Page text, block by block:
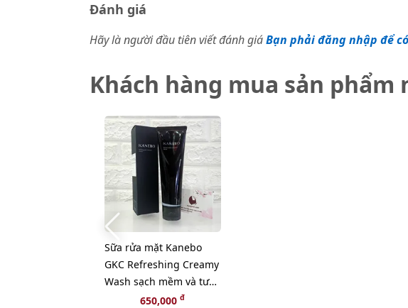
Đánh giá
Hãy là người đầu tiên viết đánh giáBạn phải đăng nhập để
Khách hàng mua sản
Sữa rửa mặt Kanebo
GKC Refreshing Creamy
Wash sạch mềm và tươi
mới làn da650,000đ